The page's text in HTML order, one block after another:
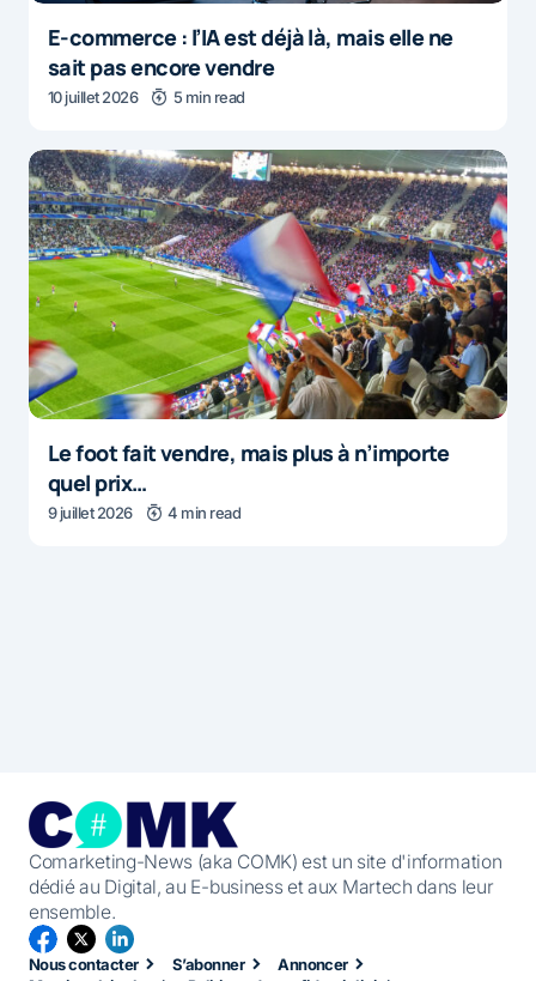
E-commerce : l’IA est déjà là, mais elle ne
sait pas encore vendre
10 juillet 2026 5 min read
Le foot fait vendre, mais plus à n’importe
quel prix…
9 juillet 2026 4 min read
Comarketing-News (aka COMK) est un site d'information
dédié au Digital, au E-business et aux Martech dans leur
ensemble.
Nous contacter S’abonner
Annoncer